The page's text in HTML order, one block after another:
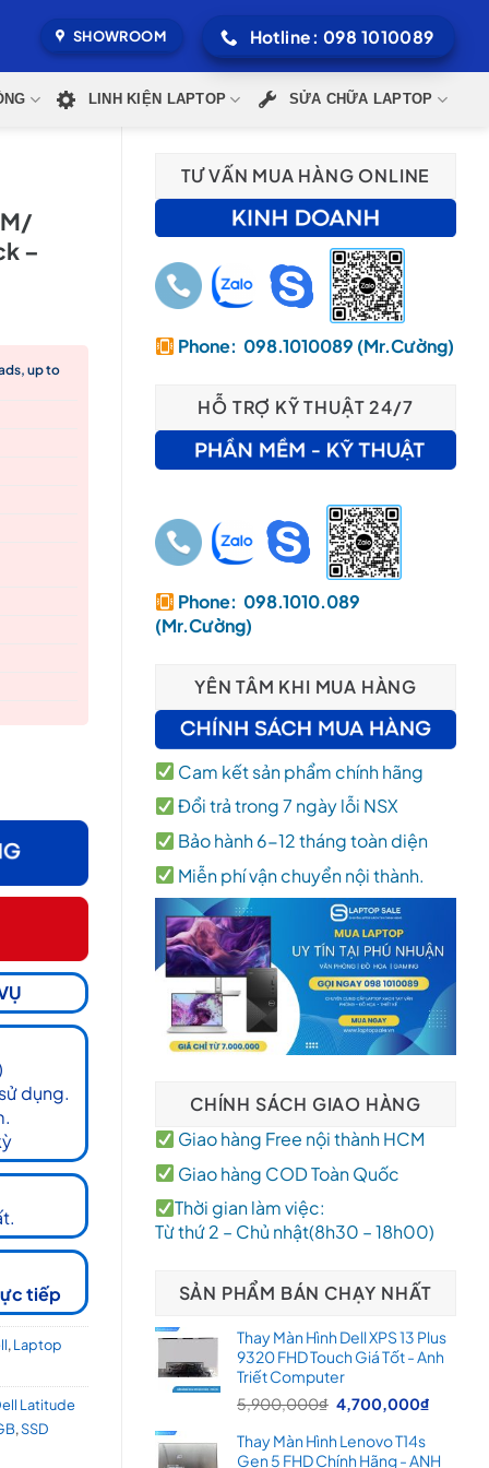
SHOWROOM Hotline: 098 1010089
LINH KIỆN LAPTOP SỬA CHỮA LAPTOP
TƯ VẤN MUA HÀNG ONLINE
Phone: 098.1010089 (Mr.Cường)
HỖ TRỢ KỸ THUẬT 24/7
Phone: 098.1010.089
(Mr.Cường)
YÊN TÂM KHI MUA HÀNG
Cam kết sản phẩm chính hãng
Đổi trả trong 7 ngày lỗi NSX
Bảo hành 6-12 tháng toàn diện
Miễn phí vận chuyển nội thành.
CHÍNH SÁCH GIAO HÀNG
Giao hàng Free nội thành HCM
Giao hàng COD Toàn Quốc
Thời gian làm việc:
Từ thứ 2 – Chủ nhật(8h30 – 18h00)
SẢN PHẨM BÁN CHẠY NHẤT
Thay Màn Hình Dell XPS 13 Plus
9320 FHD Touch Giá Tốt - Anh
Triết Computer
5,900,000₫ Giá
là:
4,700,000₫
Thay Màn Hình Lenovo T14s
Gen 5 FHD Chính Hãng - ANH
–
up to
FHD/ Ubuntu / Black – New Chính Hãng VN (Sao chép) số
dụng.
tiếp
,Laptop
Latitude
,SSD